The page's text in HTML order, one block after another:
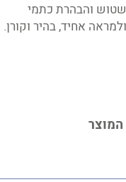
והבהרת כתמי
אחיד, בהיר וקורן.